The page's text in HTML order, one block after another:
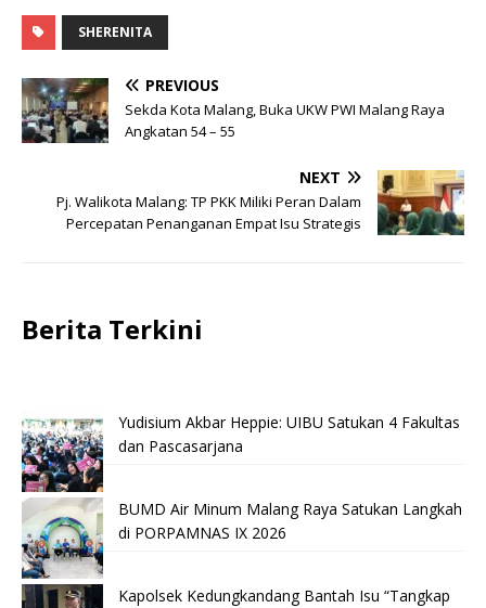
SHERENITA
PREVIOUS
Sekda Kota Malang, Buka UKW PWI Malang Raya
Angkatan 54 – 55
NEXT
Pj. Walikota Malang: TP PKK Miliki Peran Dalam
Percepatan Penanganan Empat Isu Strategis
Berita Terkini
Yudisium Akbar Heppie: UIBU Satukan 4 Fakultas
dan Pascasarjana
BUMD Air Minum Malang Raya Satukan Langkah
di PORPAMNAS IX 2026
Kapolsek Kedungkandang Bantah Isu “Tangkap